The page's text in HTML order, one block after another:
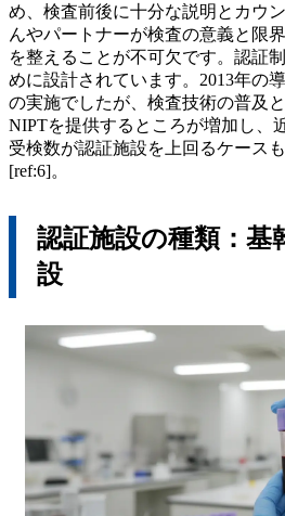
め、検査前後に十分な説明とカウ
んやパートナーが検査の意義と限
を整えることが不可欠です。認証
めに設計されています。2013年の
の実施でしたが、検査技術の普及
NIPTを提供するところが増加し、
受検数が認証施設を上回るケース
[ref:6]。
認証施設の種類：基
設